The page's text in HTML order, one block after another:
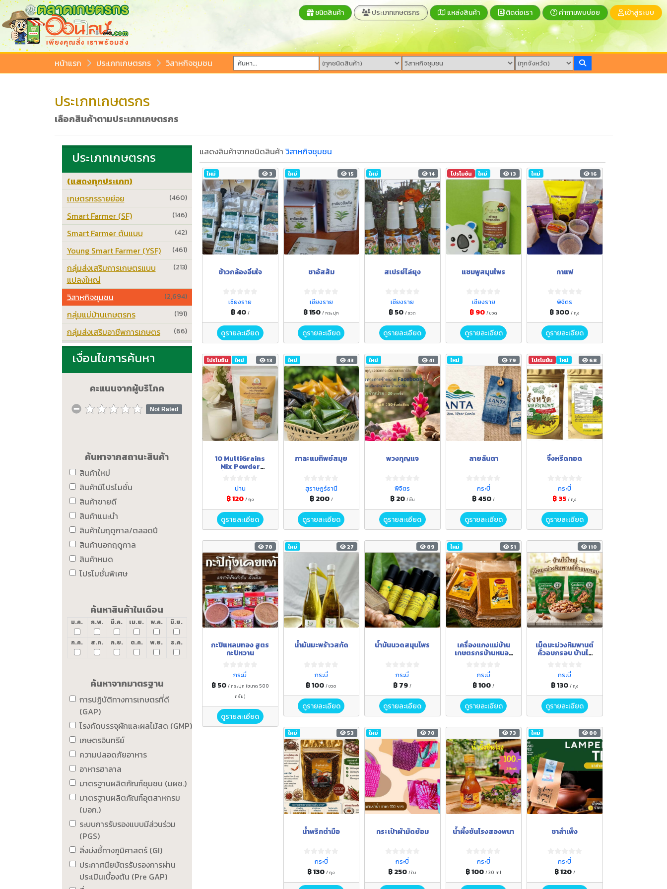
ชนิดสินค้า ประเภทเกษตรกร แหล่งสินค้า ติดต่อเรา คำถามพบบ่อย เข้าสู่ระบบ
หน้าแรก ประเภทเกษตรกร วิสาหกิจชุมชน
ประเภทเกษตรกร
เลือกสินค้าตามประเภทเกษตรกร
แสดงสินค้าจากชนิดสินค้า วิสาหกิจชุมชน
ใหม่ 3
ข้าวกล้องอิ่มใจ
เชียงราย
฿ 40 /
ดูรายละเอียด
ใหม่ 15
ชาอัสสัม
เชียงราย
฿ 150/ กระปุก
ดูรายละเอียด
ใหม่ 14
สเปรย์ไล่ยุง
เชียงราย
฿ 50/ ขวด
ดูรายละเอียด
โปรโมชัน ใหม่ 13
แซมพูสมุนไพร
เชียงราย
฿ 90/ ขวด
ดูรายละเอียด
ใหม่ 16
กาแฟ
พิจิตร
฿ 300/ ถุง
ดูรายละเอียด
โปรโมชัน ใหม่ 13
10 MultiGrains
Mix Powder
น่าน
฿ 120 / ถุง
ดูรายละเอียด
ใหม่ 43
กาละแมทิพย์สมุย
สุราษฎร์ธานี
฿ 200 /
ดูรายละเอียด
ใหม่ 41
พวงกุญแจ
พิจิตร
฿ 20 / ชิ้น
ดูรายละเอียด
ใหม่ 79
ลายลันตา
กระบี่
฿ 450/
ดูรายละเอียด
โปรโมชัน ใหม่ 68
จิ้งหรีดทอด
กระบี่
฿ 35/ ถุง
ดูรายละเอียด
78
กะปิแหลมทอง สูตร
กะปิหวาน
กระบี่
฿ 50 / กระปุก (ขนาด 500
กรัม)
ดูรายละเอียด
ใหม่ 27
น้ำมันมะพร้าวสกัด
กระบี่
฿ 100/ ขวด
ดูรายละเอียด
89
น้ำมันนวดสมุนไพร
กระบี่
฿ 79/
ดูรายละเอียด
ใหม่ 51
เครื่องแกงแม่บ้าน
เกษตรกรบ้านหนอง
กระบี่
฿ 100/
ดูรายละเอียด
110
เม็ดมะม่วงหิมพานต์
คั่วอบกรอบ บ้านไร่
กระบี่
฿ 130 / ถุง
ดูรายละเอียด
ใหม่ 53
น้ำพริกตำมือ
กระบี่
฿ 130/ ถุง
ใหม่ 70
กระเป๋าผ้ามัดย้อม
กระบี่
฿ 250/ ใบ
73
น้ำผึ้งชันโรงสองพนา
กระบี่
฿ 100/ 30 ml
ใหม่ 80
ชาลำเพ็ง
กระบี่
฿ 120 /
ประเภทเกษตรกร
(แสดงทุกประเภท)
(460)
เกษตรกรรายย่อย
(146)
Smart Farmer (SF)
(42)
Smart Farmer ต้นแบบ
(461)
Young Smart Farmer (YSF)
(213)
กลุ่มส่งเสริมการเกษตรแบบ
แปลงใหญ่
(2,694)
วิสาหกิจชุมชน
(191)
กลุ่มแม่บ้านเกษตรกร
(66)
กลุ่มส่งเสริมอาชีพการเกษตร
เงื่อนไขการค้นหา
คะแนนจากผู้บริโภค
Not Rated
ค้นหาจากสถานะสินค้า
สินค้าใหม่
สินค้ามีโปรโมชั่น
สินค้าขายดี
สินค้าแนะนำ
สินค้าในฤดูกาล/ตลอดปี
สินค้านอกฤดูกาล
สินค้าหมด
โปรโมชั่นพิเศษ
ค้นหาสินค้าในเดือน
ม.ค. ก.พ. มี.ค. เม.ย. พ.ค. มิ.ย.
ก.ค. ส.ค. ก.ย. ต.ค. พ.ย. ธ.ค.
ค้นหาจากมาตรฐาน
การปฏิบัติทางการเกษตรที่ดี
(GAP)
โรงคัดบรรจุผักและผลไม้สด (GMP)
เกษตรอินทรีย์
ความปลอดภัยอาหาร
อาหารฮาลาล
มาตรฐานผลิตภัณฑ์ชุมชน (มผช.)
มาตรฐานผลิตภัณฑ์อุตสาหกรม
(มอก.)
ระบบการรับรองแบบมีส่วนร่วม
(PGS)
สิ่งบ่งชี้ทางภูมิศาสตร์ (GI)
ประกาศนียบัตรรับรองการผ่าน
ประเมินเบื้องต้น (Pre GAP)